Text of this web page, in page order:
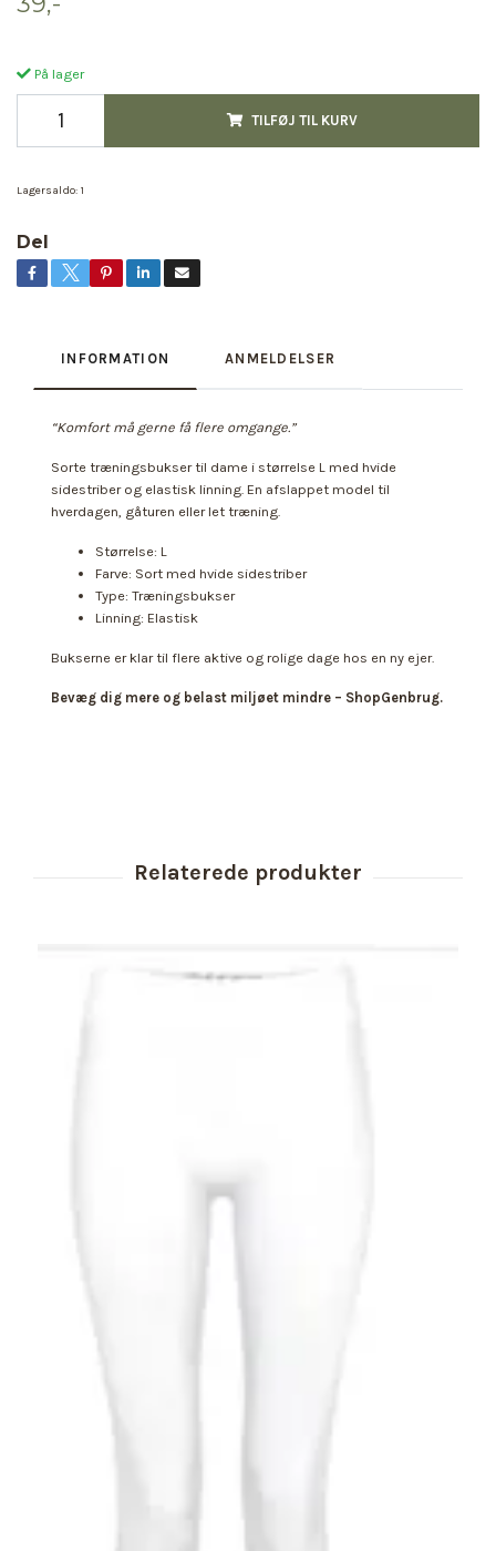
På lager
TILFØJ TIL KURV
Lagersaldo: 1
Del
INFORMATION ANMELDELSER
“Komfort må gerne få flere omgange.”
Sorte træningsbukser til dame i størrelse L med hvide
sidestriber og elastisk linning. En afslappet model til
hverdagen, gåturen eller let træning.
Størrelse: L
Farve: Sort med hvide sidestriber
Type: Træningsbukser
Linning: Elastisk
Bukserne er klar til flere aktive og rolige dage hos en ny ejer.
Bevæg dig mere og belast miljøet mindre – ShopGenbrug.